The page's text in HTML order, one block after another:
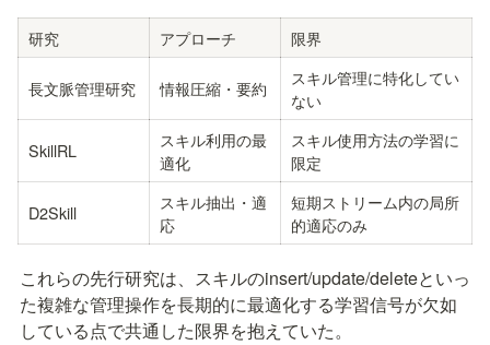
研究 アプローチ 限界
長文脈管理研究 情報圧縮・要約
スキル管理に特化してい
ない
SkillRL
スキル利用の最
適化
スキル使用方法の学習に
限定
D2Skill
スキル抽出・適
応
短期ストリーム内の局所
的適応のみ
これらの先行研究は、スキルのinsert/update/deleteといっ
た複雑な管理操作を長期的に最適化する学習信号が欠如
している点で共通した限界を抱えていた。